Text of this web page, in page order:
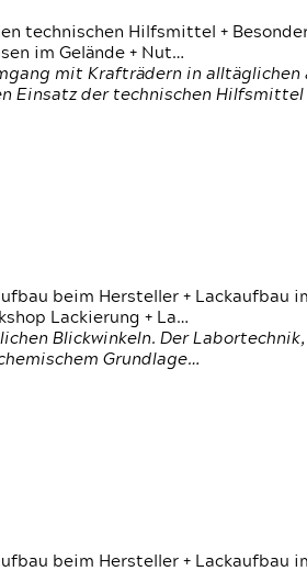
technischen Hilfsmittel +
im Gelände + Nut…
mit Krafträdern in
Einsatz der technischen
beim Hersteller + Lackaufbau
Lackierung + La…
Blickwinkeln. Der
Grundlage…
beim Hersteller + Lackaufbau